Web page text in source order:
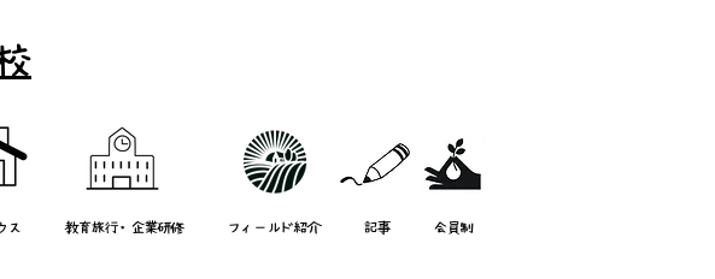
ス 教育旅行・企業研修 フィールド紹介 記事 会員制